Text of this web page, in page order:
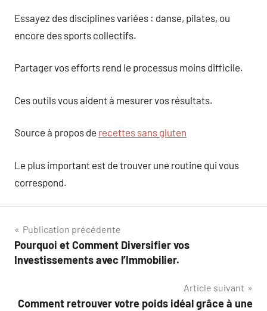
Essayez des disciplines variées : danse, pilates, ou
encore des sports collectifs.
Partager vos efforts rend le processus moins difficile.
Ces outils vous aident à mesurer vos résultats.
Source à propos de recettes sans gluten
Le plus important est de trouver une routine qui vous
correspond.
Navigation
de
Publication précédente
Pourquoi et Comment Diversifier vos
Investissements avec l’Immobilier.
Article suivant
Comment retrouver votre poids idéal grâce à une